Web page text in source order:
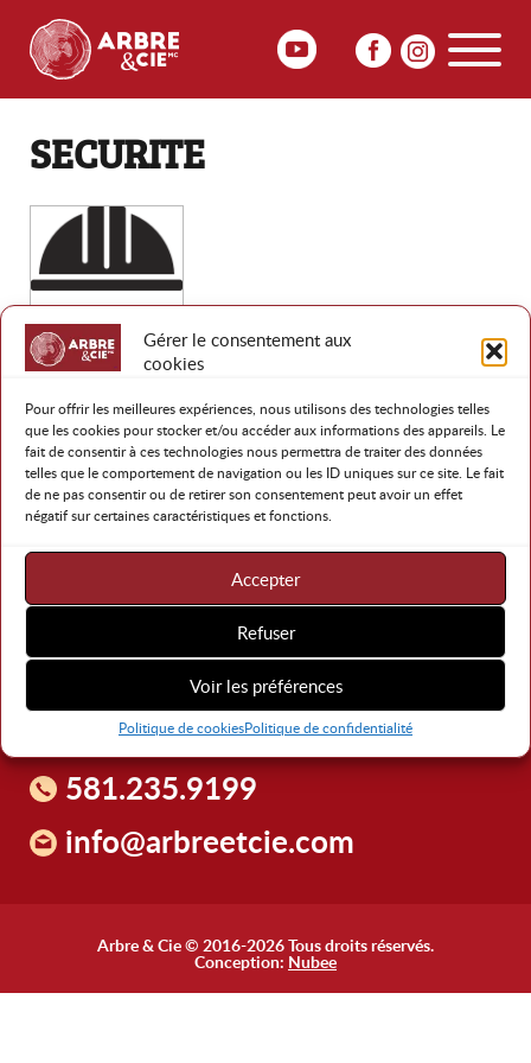
Gérer le consentement aux
cookies
Pour offrir les meilleures expériences, nous utilisons des technologies telles
que les cookies pour stocker et/ou accéder aux informations des appareils. Le
fait de consentir à ces technologies nous permettra de traiter des données
telles que le comportement de navigation ou les ID uniques sur ce site. Le fait
de ne pas consentir ou de retirer son consentement peut avoir un effet
négatif sur certaines caractéristiques et fonctions.
Accepter
Refuser
Voir les préférences
Politique de cookiesPolitique de confidentialité
SECURITE
RETOUR
581.235.9199
info@arbreetcie.com
Arbre & Cie © 2016-2026 Tous droits réservés.
Conception: Nubee